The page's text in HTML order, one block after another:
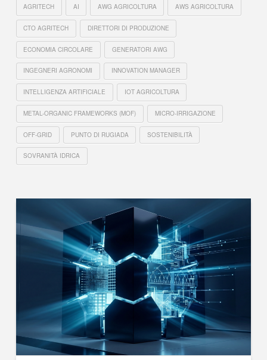
AGRITECH AI AWG AGRICOLTURA AWS AGRICOLTURA
CTO AGRITECH DIRETTORI DI PRODUZIONE
ECONOMIA CIRCOLARE GENERATORI AWG
INGEGNERI AGRONOMI INNOVATION MANAGER
INTELLIGENZA ARTIFICIALE IOT AGRICOLTURA
METAL-ORGANIC FRAMEWORKS (MOF) MICRO-IRRIGAZIONE
OFF-GRID PUNTO DI RUGIADA SOSTENIBILITÀ
SOVRANITÀ IDRICA